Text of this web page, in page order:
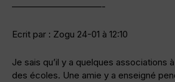
——————————-
Ecrit par : Zogu 24-01 à 12:10
Je sais qu’il y a quelques associations
des écoles. Une amie y a enseigné